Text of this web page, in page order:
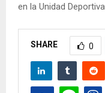
en la Unidad Deportiva.
SHARE 0